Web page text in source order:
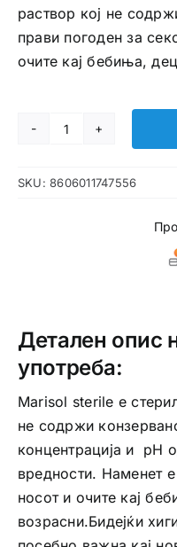
раствор кој не
прави погоден за
очите кај бебиња,
Marisol
ампули
SKU:8606011747556
Детален опис
употреба:
Marisol sterile е
не содржи
концентрација и pH
вредности. Наменет е
носот и очите кај
возрасни.Бидејќи